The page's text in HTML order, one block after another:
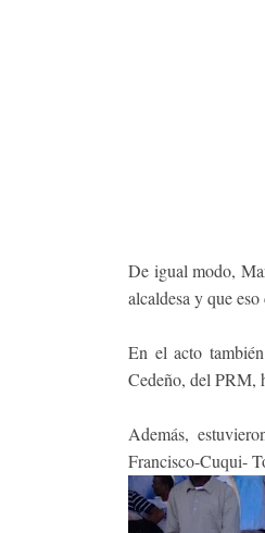
De igual modo,
alcaldesa y que
En el acto
Cedeño, del PRM,
Además,
Francisco-Cuqui-